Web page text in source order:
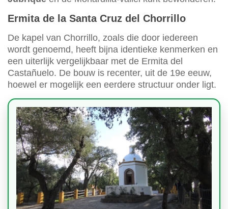
Ermita de la Santa Cruz del Chorrillo
De kapel van Chorrillo, zoals die door iedereen
wordt genoemd, heeft bijna identieke kenmerken en
een uiterlijk vergelijkbaar met de Ermita del
Castañuelo. De bouw is recenter, uit de 19e eeuw,
hoewel er mogelijk een eerdere structuur onder ligt.